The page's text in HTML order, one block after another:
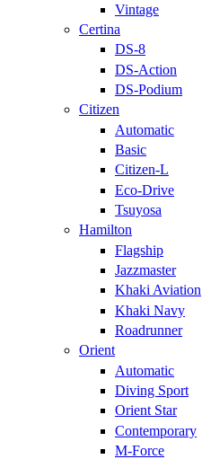
Vintage
Certina
DS-8
DS-Action
DS-Podium
Citizen
Automatic
Basic
Citizen-L
Eco-Drive
Tsuyosa
Hamilton
Flagship
Jazzmaster
Khaki Aviation
Khaki Navy
Roadrunner
Orient
Automatic
Diving Sport
Orient Star
Contemporary
M-Force